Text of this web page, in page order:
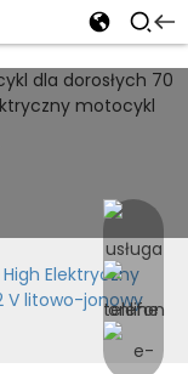
Elektryczny
V litowo-jonowy